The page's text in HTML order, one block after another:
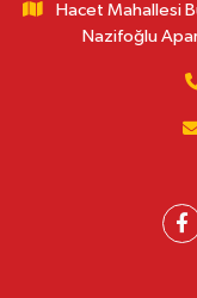
Hacet Mahallesi
Nazifoğlu